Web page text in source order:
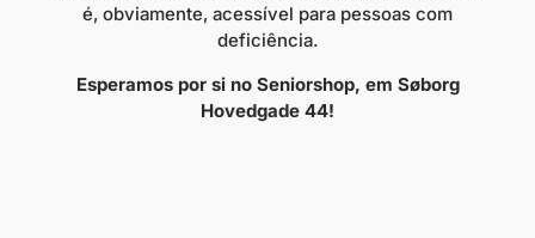
é, obviamente, acessível para pessoas com
deficiência.
Esperamos por si no Seniorshop, em Søborg
Hovedgade 44!